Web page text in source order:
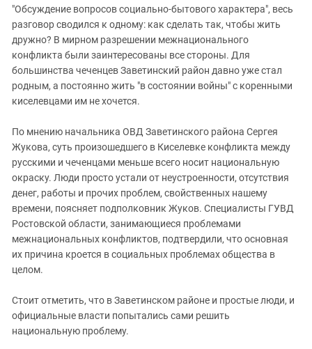
Чечня
Южная Осетия
Южный Кавказ
ЮФО
"Обсуждение вопросов социально-бытового характера", весь
разговор сводился к одному: как сделать так, чтобы жить
дружно? В мирном разрешении межнационального
конфликта были заинтересованы все стороны. Для
большинства чеченцев Заветинский район давно уже стал
родным, а постоянно жить "в состоянии войны" с коренными
киселевцами им не хочется.
По мнению начальника ОВД Заветинского района Сергея
Жукова, суть произошедшего в Киселевке конфликта между
русскими и чеченцами меньше всего носит национальную
окраску. Люди просто устали от неустроенности, отсутствия
денег, работы и прочих проблем, свойственных нашему
времени, поясняет подполковник Жуков. Специалисты ГУВД
Ростовской области, занимающиеся проблемами
межнациональных конфликтов, подтвердили, что основная
их причина кроется в социальных проблемах общества в
целом.
Стоит отметить, что в Заветинском районе и простые люди, и
официальные власти попытались сами решить
национальную проблему.